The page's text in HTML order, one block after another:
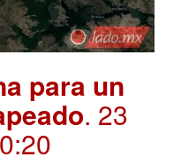
para un
. 23